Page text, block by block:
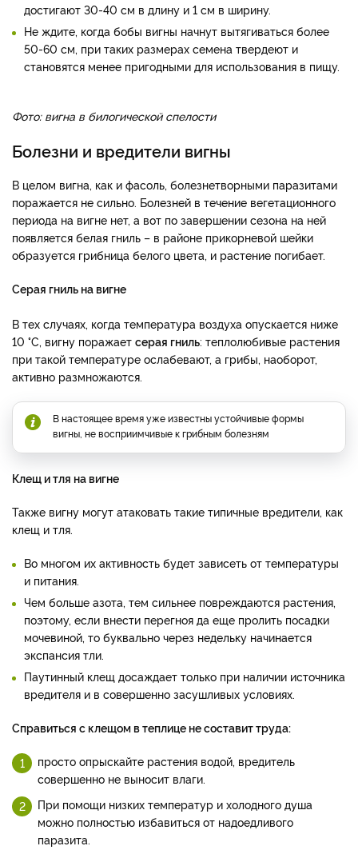
достигают 30-40 см в длину и 1 см в ширину.
Не ждите, когда бобы вигны начнут вытягиваться более
50-60 см, при таких размерах семена твердеют и
становятся менее пригодными для использования в пищу.
Фото: вигна в билогической спелости
Болезни и вредители вигны
В целом вигна, как и фасоль, болезнетворными паразитами
поражается не сильно. Болезней в течение вегетационного
периода на вигне нет, а вот по завершении сезона на ней
появляется белая гниль – в районе прикорневой шейки
образуется грибница белого цвета, и растение погибает.
Серая гниль на вигне
В тех случаях, когда температура воздуха опускается ниже
10 °C, вигну поражает серая гниль: теплолюбивые растения
при такой температуре ослабевают, а грибы, наоборот,
активно размножаются.
В настоящее время уже известны устойчивые формы
вигны, не восприимчивые к грибным болезням
Клещ и тля на вигне
Также вигну могут атаковать такие типичные вредители, как
клещ и тля.
Во многом их активность будет зависеть от температуры
и питания.
Чем больше азота, тем сильнее повреждаются растения,
поэтому, если внести перегноя да еще пролить посадки
мочевиной, то буквально через недельку начинается
экспансия тли.
Паутинный клещ досаждает только при наличии источника
вредителя и в совершенно засушливых условиях.
Справиться с клещом в теплице не составит труда:
просто опрыскайте растения водой, вредитель
совершенно не выносит влаги.
При помощи низких температур и холодного душа
можно полностью избавиться от надоедливого
паразита.